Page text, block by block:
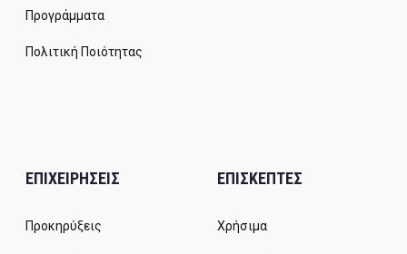
Προγράμματα
Πολιτική Ποιότητας
ΕΠΙΧΕΙΡΗΣΕΙΣ
Προκηρύξεις
ΕΠΙΣΚΕΠΤΕΣ
Χρήσιμα